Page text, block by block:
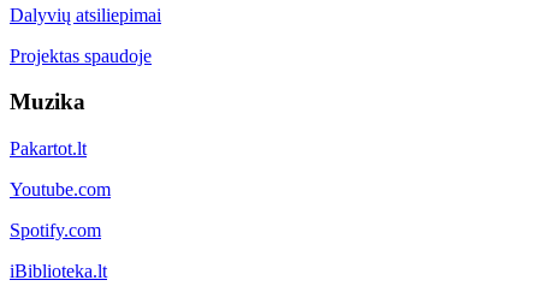
Dalyvių atsiliepimai
Projektas spaudoje
Muzika
Pakartot.lt
Youtube.com
Spotify.com
iBiblioteka.lt